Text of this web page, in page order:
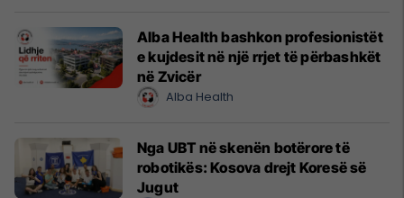
Alba Health bashkon profesionistët
e kujdesit në një rrjet të përbashkët
në Zvicër
Alba Health
Nga UBT në skenën botërore të
robotikës: Kosova drejt Koresë së
Jugut